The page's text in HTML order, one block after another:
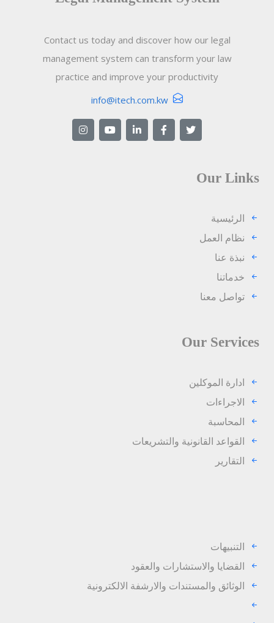
Contact us today and discover how our legal
management system can transform your law
practice and improve your productivity
info@itech.com.kw
Our Links
الرئيسية
نظام العمل
نبذة عنا
خدماتنا
تواصل معنا
Our Services
ادارة الموكلين
الاجراءات
المحاسبة
القواعد القانونية والتشريعات
التقارير
التنبيهات
القضايا والاستشارات والعقود
الوثائق والمستندات والارشفة الالكترونية